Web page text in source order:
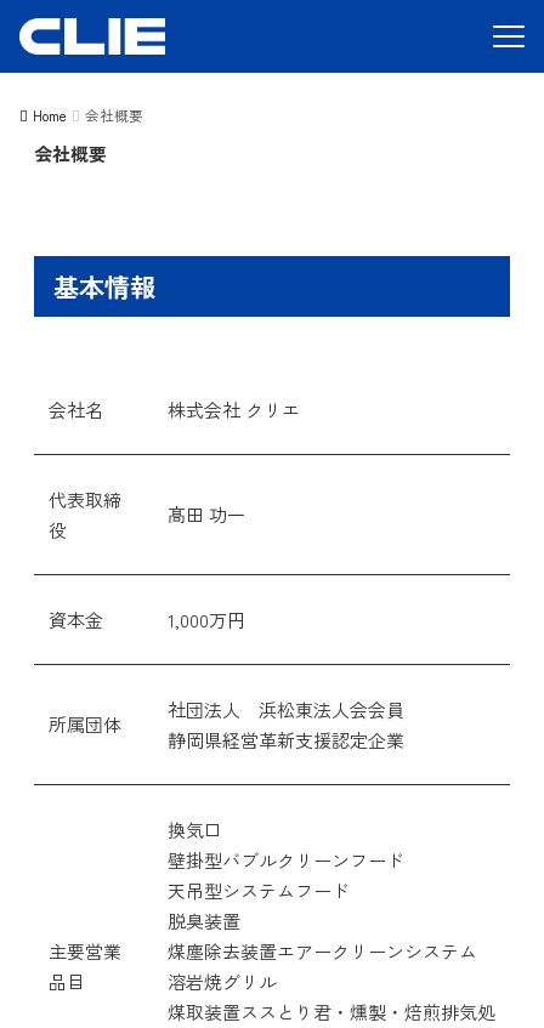
Home 会社概要
会社概要
基本情報
会社名 株式会社 クリエ
代表取締
役
髙田 功一
資本金 1,000万円
所属団体
社団法人 浜松東法人会会員
静岡県経営革新支援認定企業
主要営業
品目
換気口
壁掛型バブルクリーンフード
天吊型システムフード
脱臭装置
煤塵除去装置エアークリーンシステム
溶岩焼グリル
煤取装置ススとり君・燻製・焙煎排気処